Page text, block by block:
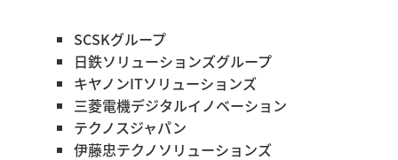
SCSKグループ
日鉄ソリューションズグループ
キヤノンITソリューションズ
三菱電機デジタルイノベーション
テクノスジャパン
伊藤忠テクノソリューションズ